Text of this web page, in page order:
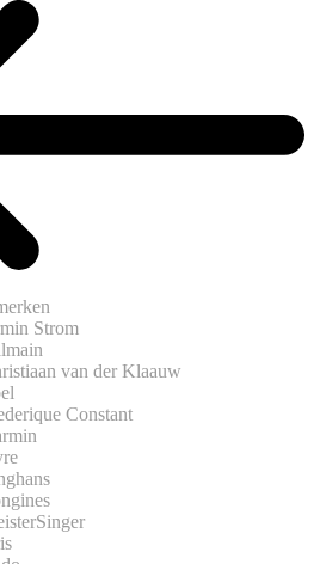
Strom
van der Klaauw
Constant